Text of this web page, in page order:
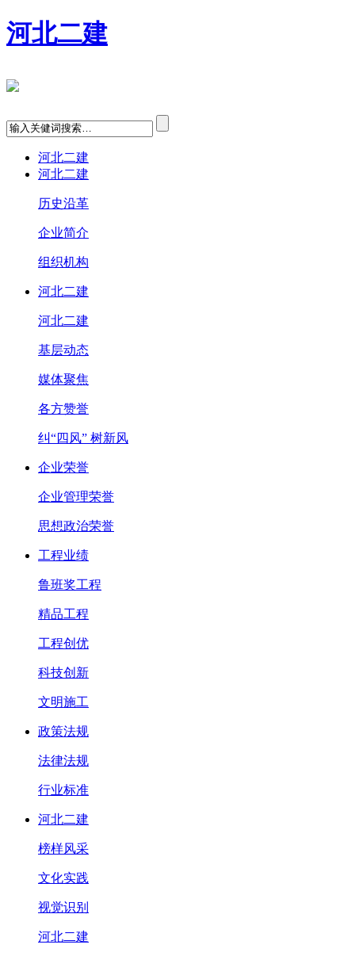
河北二建
河北二建
河北二建
历史沿革
企业简介
组织机构
河北二建
河北二建
基层动态
媒体聚焦
各方赞誉
纠“四风” 树新风
企业荣誉
企业管理荣誉
思想政治荣誉
工程业绩
鲁班奖工程
精品工程
工程创优
科技创新
文明施工
政策法规
法律法规
行业标准
河北二建
榜样风采
文化实践
视觉识别
河北二建